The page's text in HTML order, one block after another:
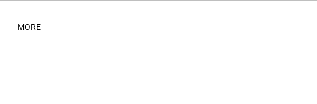
MORE